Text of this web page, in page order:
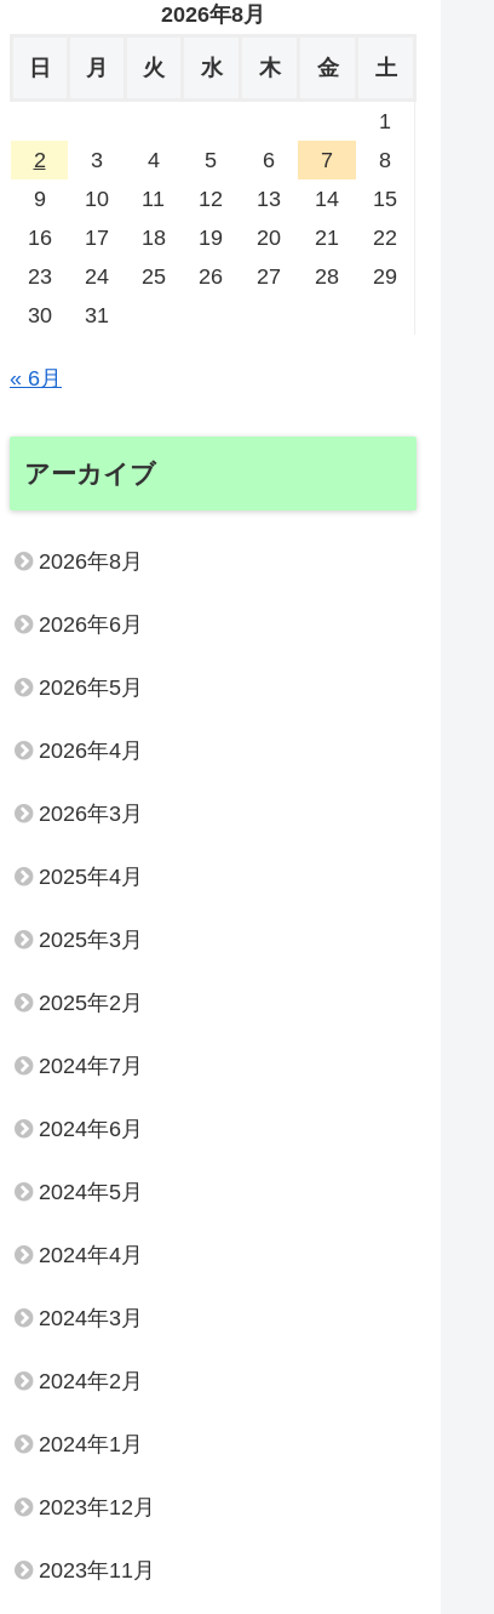
2026年8月
日 月 火 水 木 金 土
1
2
3 4 5 6 7
8
9
10 11 12 13 14
15
16
17 18 19 20 21
22
23
24 25 26 27 28
29
30
31
« 6月
アーカイブ
2026年8月
2026年6月
2026年5月
2026年4月
2026年3月
2025年4月
2025年3月
2025年2月
2024年7月
2024年6月
2024年5月
2024年4月
2024年3月
2024年2月
2024年1月
2023年12月
2023年11月